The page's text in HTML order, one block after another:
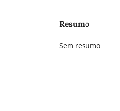
Resumo
Sem resumo